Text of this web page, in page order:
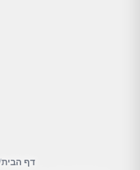
דף הבית